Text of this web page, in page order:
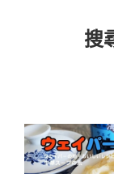
搜